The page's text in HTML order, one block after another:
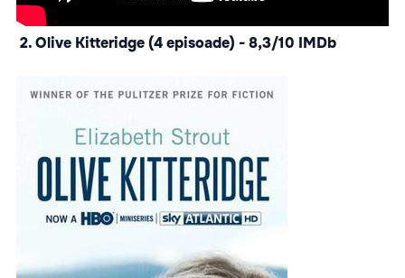
2. Olive Kitteridge (4 episoade) - 8,3/10 IMDb